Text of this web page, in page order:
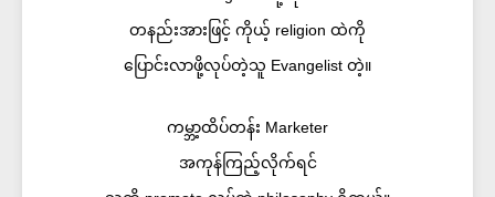
တနည်းအားဖြင့် ကိုယ့် religion ထဲကို
ပြောင်းလာဖို့လုပ်တဲ့သူ Evangelist တဲ့။
ကမ္ဘာ့ထိပ်တန်း Marketer
အကုန်ကြည့်လိုက်ရင်